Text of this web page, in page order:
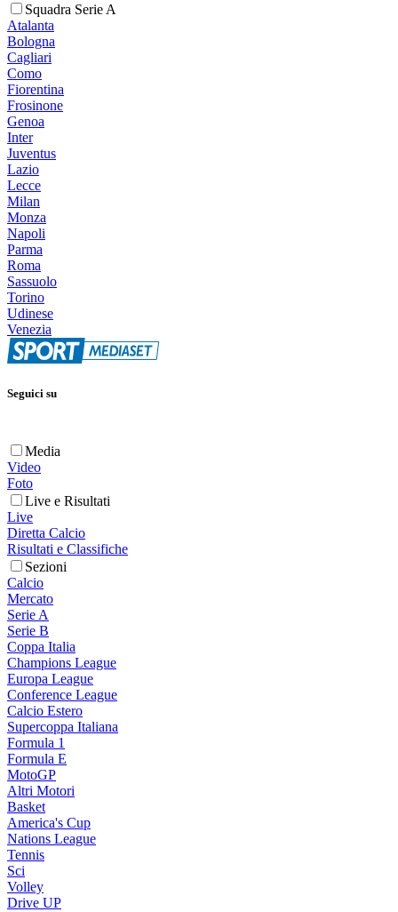
Squadra Serie A
Atalanta
Bologna
Cagliari
Como
Fiorentina
Frosinone
Genoa
Inter
Juventus
Lazio
Lecce
Milan
Monza
Napoli
Parma
Roma
Sassuolo
Torino
Udinese
Venezia
Seguici su
Media
Video
Foto
Live e Risultati
Live
Diretta Calcio
Risultati e Classifiche
Sezioni
Calcio
Mercato
Serie A
Serie B
Coppa Italia
Champions League
Europa League
Conference League
Calcio Estero
Supercoppa Italiana
Formula 1
Formula E
MotoGP
Altri Motori
Basket
America's Cup
Nations League
Tennis
Sci
Volley
Drive UP